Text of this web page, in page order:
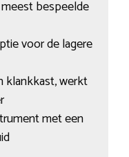
bespeelde
voor de lagere
klankkast, werkt
met een